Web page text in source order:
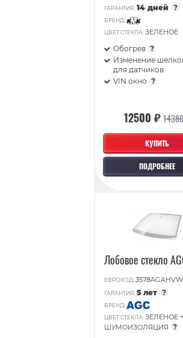
КУПИТЬ
ПОДРОБНЕЕ
ГАРАНТИЯ:14 дней ?
БРЕНД:
ЦВЕТ СТЕКЛА:ЗЕЛЕНОЕ
Обогрев ?
Изменение
для датчиков
VIN окно ?
12500 ₽
Лобовое стекло
ЕВРОКОД:
ГАРАНТИЯ:5 лет ?
БРЕНД:
ЦВЕТ СТЕКЛА:ЗЕЛЕНОЕ +
ШУМОИЗОЛЯЦИЯ ?